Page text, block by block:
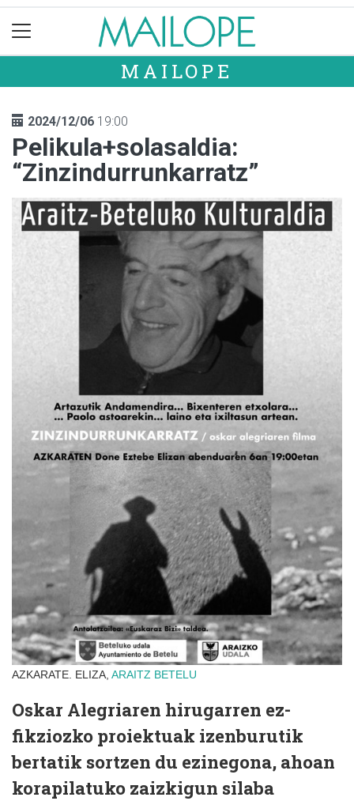
MAILOPE
2024/12/06 19:00
Pelikula+solasaldia:
“Zinzindurrunkarratz”
AZKARATE. ELIZA, ARAITZ BETELU
Oskar Alegriaren hirugarren ez-
fikziozko proiektuak izenburutik
bertatik sortzen du ezinegona, ahoan
korapilatuko zaizkigun silaba